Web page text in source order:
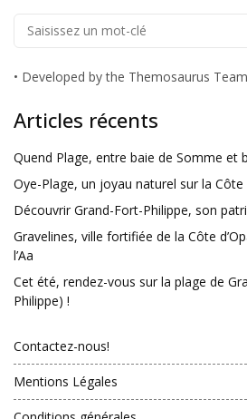
• Developed by the Themosaurus
Articles récents
Quend Plage, entre baie de Somme et
Oye-Plage, un joyau naturel sur la Côte
Découvrir Grand-Fort-Philippe, son
Gravelines, ville fortifiée de la Côte
l’Aa
Cet été, rendez-vous sur la plage de
Philippe) !
Contactez-nous!
Mentions Légales